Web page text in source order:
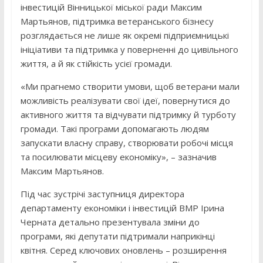
інвестицій Вінницької міської ради Максим
Мартьянов, підтримка ветеранського бізнесу
розглядається не лише як окремі підприємницькі
ініціативи та підтримка у поверненні до цивільного
життя, а й як стійкість усієї громади.
«Ми прагнемо створити умови, щоб ветерани мали
можливість реалізувати свої ідеї, повернутися до
активного життя та відчувати підтримку й турботу
громади. Такі програми допомагають людям
запускати власну справу, створювати робочі місця
та посилювати місцеву економіку», – зазначив
Максим Мартьянов.
Під час зустрічі заступниця директора
департаменту економіки і інвестицій ВМР Ірина
Черната детально презентувала зміни до
програми, які депутати підтримали наприкінці
квітня. Серед ключових оновлень – розширення